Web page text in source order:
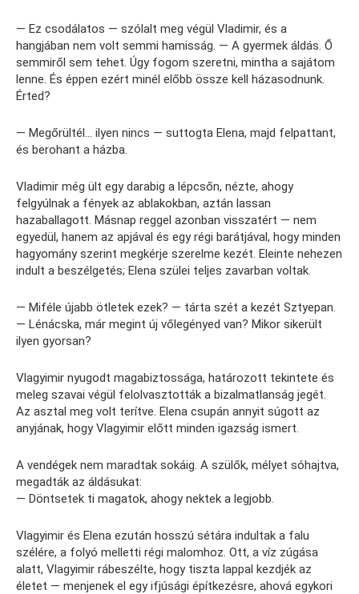
— Ez csodálatos — szólalt meg végül Vladimir, és a
hangjában nem volt semmi hamisság. — A gyermek áldás. Ő
semmiről sem tehet. Úgy fogom szeretni, mintha a sajátom
lenne. És éppen ezért minél előbb össze kell házasodnunk.
Érted?
— Megőrültél… ilyen nincs — suttogta Elena, majd felpattant,
és berohant a házba.
Vladimir még ült egy darabig a lépcsőn, nézte, ahogy
felgyúlnak a fények az ablakokban, aztán lassan
hazaballagott. Másnap reggel azonban visszatért — nem
egyedül, hanem az apjával és egy régi barátjával, hogy minden
hagyomány szerint megkérje szerelme kezét. Eleinte nehezen
indult a beszélgetés; Elena szülei teljes zavarban voltak.
— Miféle újabb ötletek ezek? — tárta szét a kezét Sztyepan.
— Lénácska, már megint új vőlegényed van? Mikor sikerült
ilyen gyorsan?
Vlagyimir nyugodt magabiztossága, határozott tekintete és
meleg szavai végül felolvasztották a bizalmatlanság jegét.
Az asztal meg volt terítve. Elena csupán annyit súgott az
anyjának, hogy Vlagyimir előtt minden igazság ismert.
A vendégek nem maradtak sokáig. A szülők, mélyet sóhajtva,
megadták az áldásukat:
— Döntsetek ti magatok, ahogy nektek a legjobb.
Vlagyimir és Elena ezután hosszú sétára indultak a falu
szélére, a folyó melletti régi malomhoz. Ott, a víz zúgása
alatt, Vlagyimir rábeszélte, hogy tiszta lappal kezdjék az
életet — menjenek el egy ifjúsági építkezésre, ahová egykori